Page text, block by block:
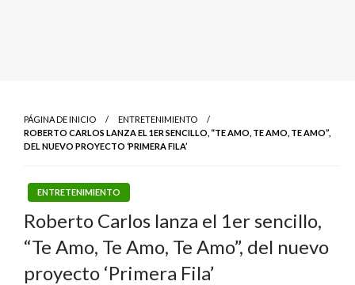
PÁGINA DE INICIO
ENTRETENIMIENTO
ROBERTO CARLOS LANZA EL 1ER SENCILLO, “TE AMO, TE AMO, TE AMO”,
DEL NUEVO PROYECTO ‘PRIMERA FILA’
ENTRETENIMIENTO
Roberto Carlos lanza el 1er sencillo,
“Te Amo, Te Amo, Te Amo”, del nuevo
proyecto ‘Primera Fila’